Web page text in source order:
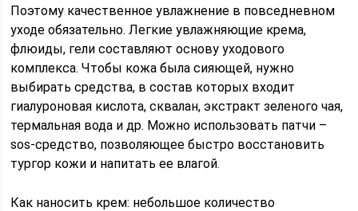
Поэтому качественное увлажнение в повседневном
уходе обязательно. Легкие увлажняющие крема,
флюиды, гели составляют основу уходового
комплекса. Чтобы кожа была сияющей, нужно
выбирать средства, в состав которых входит
гиалуроновая кислота, сквалан, экстракт зеленого чая,
термальная вода и др. Можно использовать патчи –
sos-средство, позволяющее быстро восстановить
тургор кожи и напитать ее влагой.
Как наносить крем: небольшое количество